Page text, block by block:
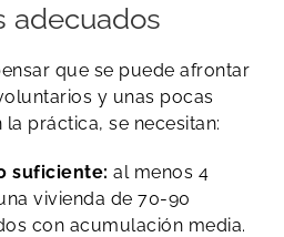
adecuados
que se puede afrontar
y unas pocas
práctica, se necesitan:
suficiente: al menos 4
vivienda de 70-90
con acumulación media.